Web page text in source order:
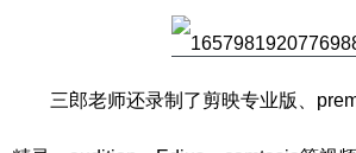
三郎老师还录制了剪映专业版、